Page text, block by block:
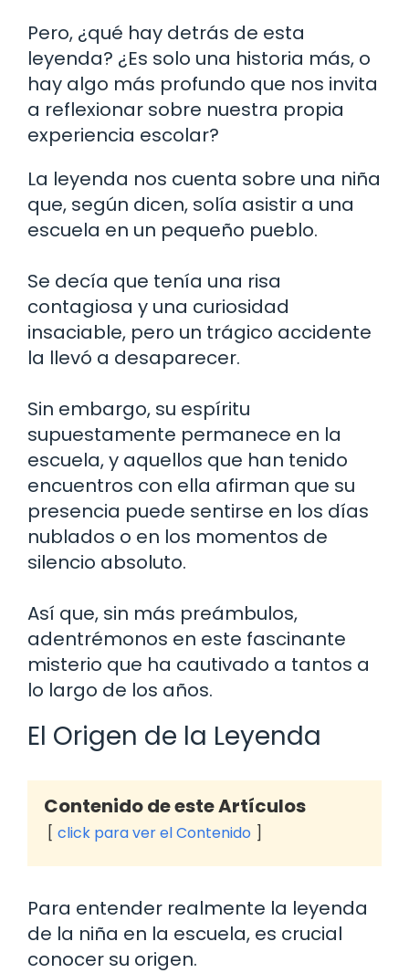
Pero, ¿qué hay detrás de esta
leyenda? ¿Es solo una historia más, o
hay algo más profundo que nos invita
a reflexionar sobre nuestra propia
experiencia escolar?
La leyenda nos cuenta sobre una niña
que, según dicen, solía asistir a una
escuela en un pequeño pueblo.
Se decía que tenía una risa
contagiosa y una curiosidad
insaciable, pero un trágico accidente
la llevó a desaparecer.
Sin embargo, su espíritu
supuestamente permanece en la
escuela, y aquellos que han tenido
encuentros con ella afirman que su
presencia puede sentirse en los días
nublados o en los momentos de
silencio absoluto.
Así que, sin más preámbulos,
adentrémonos en este fascinante
misterio que ha cautivado a tantos a
lo largo de los años.
El Origen de la Leyenda
Contenido de este Artículos
click para ver el Contenido
Para entender realmente la leyenda
de la niña en la escuela, es crucial
conocer su origen.